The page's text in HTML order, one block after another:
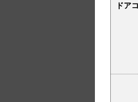
ドア